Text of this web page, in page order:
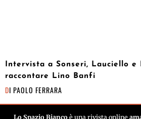
Intervista a Sonseri, Lauciello e
raccontare Lino Banfi
DI PAOLO FERRARA
Lo Spazio Biancoè una rivista online